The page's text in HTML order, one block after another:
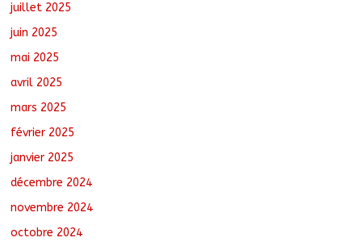
juillet 2025
juin 2025
mai 2025
avril 2025
mars 2025
février 2025
janvier 2025
décembre 2024
novembre 2024
octobre 2024